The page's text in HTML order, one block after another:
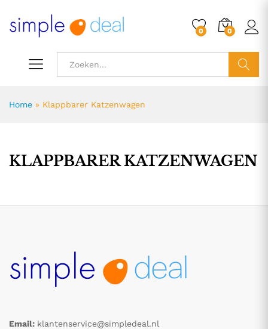
0 0
Home » Klappbarer Katzenwagen
KLAPPBARER KATZENWAGEN
Email: klantenservice@simpledeal.nl